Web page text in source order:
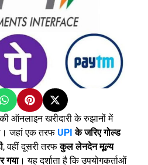
ऑनलाइन खरीदारी के रुझानों में
जहां एक तरफ UPI के जरिए गोल्ड
, वहीं दूसरी तरफकुल लेनदेन मूल्य
गया। यह दर्शाता है कि उपयोगकर्ताओं